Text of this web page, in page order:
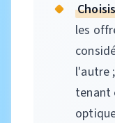
les
l'autre
tenant